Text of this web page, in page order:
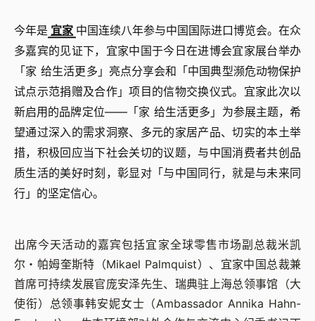
今年是 宜家 中国连续八年参与中国国际进口博览会。在众
多嘉宾的见证下，宜家中国于今日在进博会宜家展台举办
「家 给生活更多」亮点分享会和「中国典型濒危动物保护
试点示范捐赠及合作」项目的信物交换仪式。宜家此次以
新启用的品牌定位——「家 给生活更多」为参展主题，希
望通过深入的需求洞察、多元的家居产品、切实的本土举
措，积极回应当下社会关切的议题，与中国消费者共创品
质生活的美好时刻，彰显对「与中国同行，就是与未来同
行」的坚定信心。
出席今天活动的嘉宾包括宜家全球零售市场副总裁米凯
尔・帕姆奎斯特（Mikael Palmquist）、宜家中国总裁兼
首席可持续发展官庞安泽先生、瑞典驻上海总领事馆（大
使衔）总领事韩安妮女士（Ambassador Annika Hahn-